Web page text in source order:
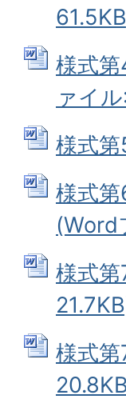
様式
ァイ
様式
様式
(Word
様式
様式